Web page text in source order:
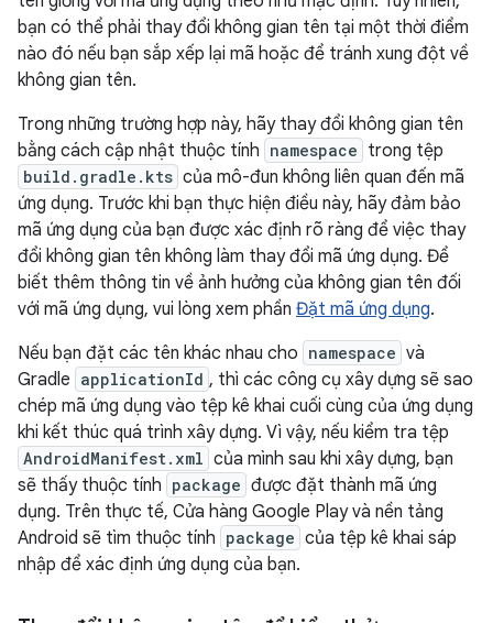
bạn có thể phải thay đổi không gian tên tại một thời điểm
nào đó nếu bạn sắp xếp lại mã hoặc để tránh xung đột về
không gian tên.
Trong những trường hợp này, hãy thay đổi không gian tên
bằng cách cập nhật thuộc tính namespace trong tệp
build.gradle.kts của mô-đun không liên quan đến mã
ứng dụng. Trước khi bạn thực hiện điều này, hãy đảm bảo
mã ứng dụng của bạn được xác định rõ ràng để việc thay
đổi không gian tên không làm thay đổi mã ứng dụng. Để
biết thêm thông tin về ảnh hưởng của không gian tên đối
với mã ứng dụng, vui lòng xem phần Đặt mã ứng dụng.
Nếu bạn đặt các tên khác nhau cho namespace và
Gradle applicationId , thì các công cụ xây dựng sẽ sao
chép mã ứng dụng vào tệp kê khai cuối cùng của ứng dụng
khi kết thúc quá trình xây dựng. Vì vậy, nếu kiểm tra tệp
AndroidManifest.xml của mình sau khi xây dựng, bạn
sẽ thấy thuộc tính package được đặt thành mã ứng
dụng. Trên thực tế, Cửa hàng Google Play và nền tảng
Android sẽ tìm thuộc tính package của tệp kê khai sáp
nhập để xác định ứng dụng của bạn.